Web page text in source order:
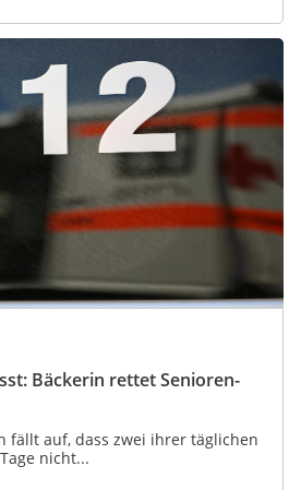
Bäckerin rettet Senioren-
fällt auf, dass zwei ihrer täglichen
nicht...